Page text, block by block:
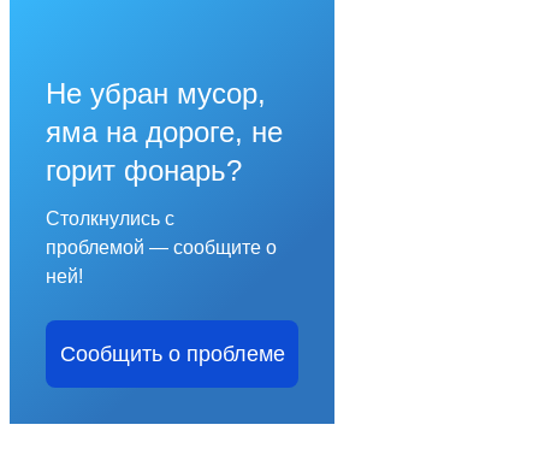
Не убран мусор,
яма на дороге, не
горит фонарь?
Столкнулись с
проблемой — сообщите о
ней!
Сообщить о проблеме